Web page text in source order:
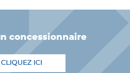
concessionnaire
CLIQUEZ ICI